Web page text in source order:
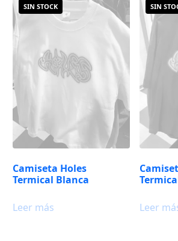
Camiseta Holes
Termical Blanca
Leer más Leer